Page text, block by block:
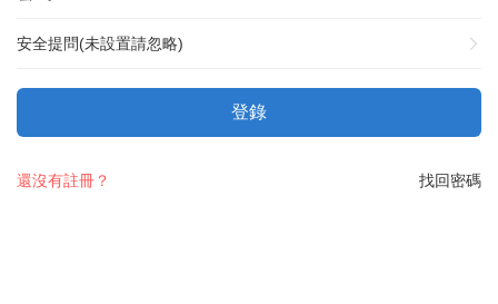
安全提問(未設置請忽略)
登錄
找回密碼
還沒有註冊？